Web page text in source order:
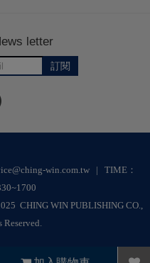
letter
訂閱
win.com.tw | TIME：
CHING WIN PUBLISHING CO.,
資訊科技